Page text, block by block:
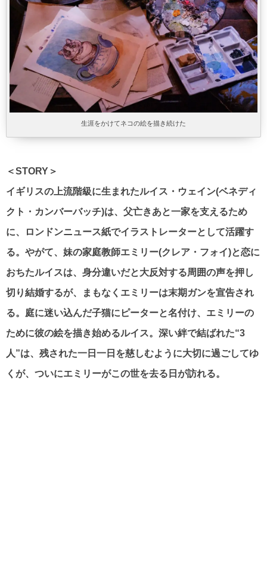
生涯をかけてネコの絵を描き続けた
＜STORY＞
イギリスの上流階級に生まれたルイス・ウェイン(ベネディ
クト・カンバーバッチ)は、父亡きあと一家を支えるため
に、ロンドンニュース紙でイラストレーターとして活躍す
る。やがて、妹の家庭教師エミリー(クレア・フォイ)と恋に
おちたルイスは、身分違いだと大反対する周囲の声を押し
切り結婚するが、まもなくエミリーは末期ガンを宣告され
る。庭に迷い込んだ子猫にピーターと名付け、エミリーの
ために彼の絵を描き始めるルイス。深い絆で結ばれた“3
人”は、残された一日一日を慈しむように大切に過ごしてゆ
くが、ついにエミリーがこの世を去る日が訪れる。